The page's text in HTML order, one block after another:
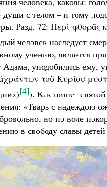
души с телом – и тому
Разд. 72: Περὶ φθορᾶς
человек наследует
учению, является
уподобились ему,
τοῦ Κυρίου
[4]). Как пишет святой
«Тварь с надеждою
но по воле
в свободу славы